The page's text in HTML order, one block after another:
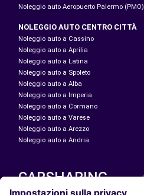
Noleggio auto Aeropuerto Palermo (PMO)
NOLEGGIO AUTO CENTRO CITTÀ
Noleggio auto a Cassino
Noleggio auto a Aprilia
Noleggio auto a Latina
Noleggio auto a Spoleto
Noleggio auto a Alba
Noleggio auto a Imperia
Noleggio auto a Cormano
Noleggio auto a Varese
Noleggio auto a Arezzo
Noleggio auto a Andria
CARSHARING